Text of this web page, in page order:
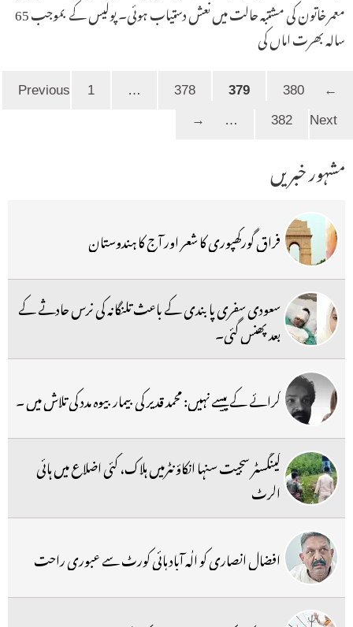
معمر خاتون کی مشتبہ حالت میں نعش دستیاب ہوئی۔ پولیس کے بموجب 65
سالہ بھرت اماں کی
←
Page 1 … 378 Page379
380
…
382 Next
→
مشہور خبریں
فراق گورکھپوری کا شعر اور آج کا ہندوستان
سعودی سفری پابندی کے باعث تلنگانہ کی نرس حادثے کے
بعد پھنس گئی۔
کرائے کے پیسے نہیں: محمد قدیر کی بیمار بیوہ مدد کی تلاش میں ۔
گینگسٹر سجیت سنہا انکاؤنٹرمیں ہلاک، کئی اضلاع میں ہائی
الرٹ
افضال انصاری کو الٰہ آباد ہائی کورٹ سے عبوری راحت